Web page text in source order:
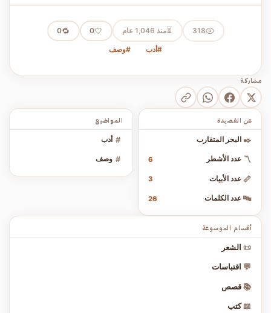
318
⏳منذ 1,046 عام 🤍
0
🔁
0
#أدب #وصف
مشاركة
المواضيع
# أدب
# وصف
عن القصيدة
✒️ البحر المتقارب
〽️ عدد الأشطر 6
📏 عدد الأبيات 3
🔤 عدد الكلمات 26
أقسام الموسوعة
📜 الشعر
💬 اقتباسات
📚 قصص
📖 كتب